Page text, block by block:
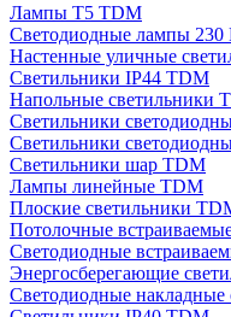
Лампы T5 TDM
Светодиодные лампы
Настенные уличные
Светильники IP44 TDM
Напольные светильники
Светильники
Светильники
Светильники шар TDM
Лампы линейные TDM
Плоские светильники
Потолочные
Светодиодные
Энергосберегающие
Светодиодные